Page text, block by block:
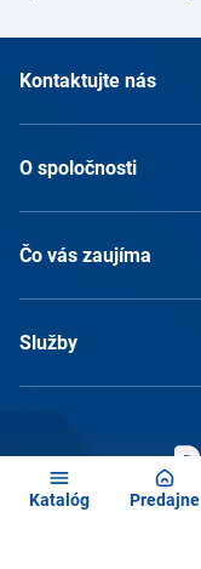
Katalóg Predajne
Kontaktujte nás
O spoločnosti
Čo vás zaujíma
Služby